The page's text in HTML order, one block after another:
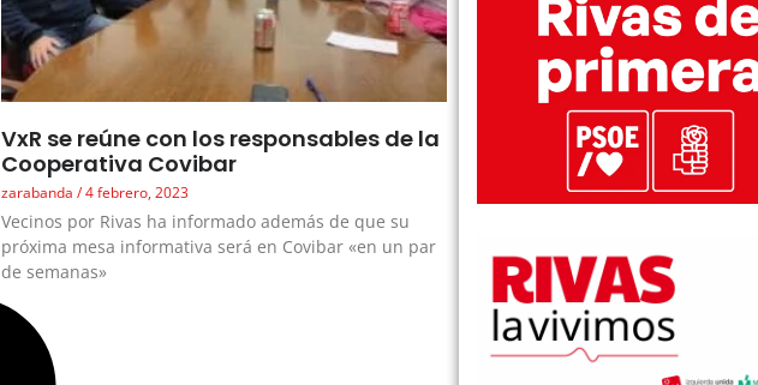
VxR se reúne con los responsables de la
Cooperativa Covibar
zarabanda 4 febrero, 2023
Vecinos por Rivas ha informado además de que su
próxima mesa informativa será en Covibar «en un par
de semanas»